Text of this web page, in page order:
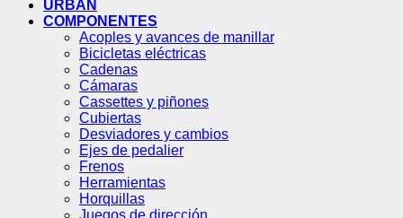
URBAN
COMPONENTES
Acoples y avances de manillar
Bicicletas eléctricas
Cadenas
Cámaras
Cassettes y piñones
Cubiertas
Desviadores y cambios
Ejes de pedalier
Frenos
Herramientas
Horquillas
Juegos de dirección